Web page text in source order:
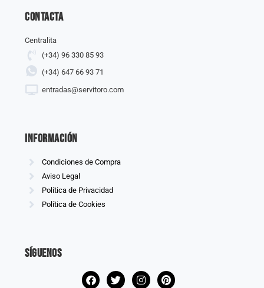
Contacta
Centralita
(+34) 96 330 85 93
(+34) 647 66 93 71
entradas@servitoro.com
información
Condiciones de Compra
Aviso Legal
Política de Privacidad
Política de Cookies
Síguenos